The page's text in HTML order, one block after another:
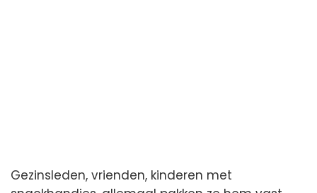
Gezinsleden, vrienden, kinderen met